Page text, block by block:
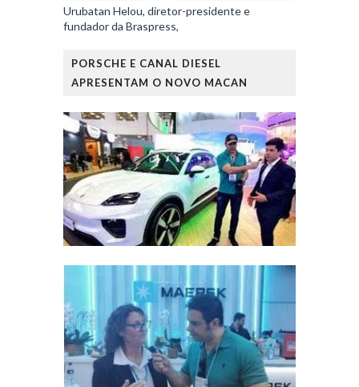
Urubatan Helou, diretor-presidente e
fundador da Braspress,
PORSCHE E CANAL DIESEL
APRESENTAM O NOVO MACAN